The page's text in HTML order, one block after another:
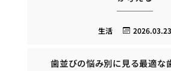
2026.03.23
生活
歯並びの悩み別に見る最適な